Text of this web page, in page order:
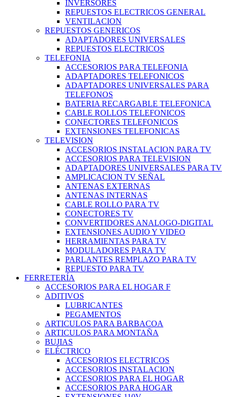
INVERSORES
REPUESTOS ELECTRICOS GENERAL
VENTILACION
REPUESTOS GENERICOS
ADAPTADORES UNIVERSALES
REPUESTOS ELECTRICOS
TELEFONIA
ACCESORIOS PARA TELEFONIA
ADAPTADORES TELEFONICOS
ADAPTADORES UNIVERSALES PARA
TELEFONOS
BATERIA RECARGABLE TELEFONICA
CABLE ROLLOS TELEFONICOS
CONECTORES TELEFONICOS
EXTENSIONES TELEFONICAS
TELEVISION
ACCESORIOS INSTALACION PARA TV
ACCESORIOS PARA TELEVISION
ADAPTADORES UNIVERSALES PARA TV
AMPLICACION TV SEÑAL
ANTENAS EXTERNAS
ANTENAS INTERNAS
CABLE ROLLO PARA TV
CONECTORES TV
CONVERTIDORES ANALOGO-DIGITAL
EXTENSIONES AUDIO Y VIDEO
HERRAMIENTAS PARA TV
MODULADORES PARA TV
PARLANTES REMPLAZO PARA TV
REPUESTO PARA TV
FERRETERÍA
ACCESORIOS PARA EL HOGAR F
ADITIVOS
LUBRICANTES
PEGAMENTOS
ARTICULOS PARA BARBACOA
ARTICULOS PARA MONTAÑA
BUJIAS
ELÉCTRICO
ACCESORIOS ELECTRICOS
ACCESORIOS INSTALACION
ACCESORIOS PARA EL HOGAR
ACCESORIOS PARA HOGAR